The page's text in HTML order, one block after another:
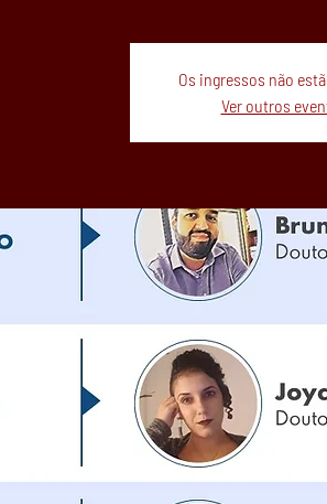
Os ingressos não
Ver outros